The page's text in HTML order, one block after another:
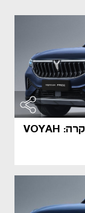
המכוניות הסיניות מתרחבות לשוק היוקרה: VOYAH